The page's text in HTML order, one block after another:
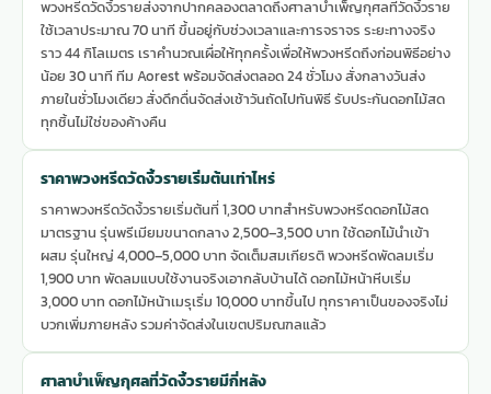
พวงหรีดวัดงิ้วรายส่งจากปากคลองตลาดถึงศาลาบำเพ็ญกุศลที่วัดงิ้วราย
ใช้เวลาประมาณ 70 นาที ขึ้นอยู่กับช่วงเวลาและการจราจร ระยะทางจริง
ราว 44 กิโลเมตร เราคำนวณเผื่อให้ทุกครั้งเพื่อให้พวงหรีดถึงก่อนพิธีอย่าง
น้อย 30 นาที ทีม Aorest พร้อมจัดส่งตลอด 24 ชั่วโมง สั่งกลางวันส่ง
ภายในชั่วโมงเดียว สั่งดึกดื่นจัดส่งเช้าวันถัดไปทันพิธี รับประกันดอกไม้สด
ทุกชิ้นไม่ใช่ของค้างคืน
ราคาพวงหรีดวัดงิ้วรายเริ่มต้นเท่าไหร่
ราคาพวงหรีดวัดงิ้วรายเริ่มต้นที่ 1,300 บาทสำหรับพวงหรีดดอกไม้สด
มาตรฐาน รุ่นพรีเมียมขนาดกลาง 2,500–3,500 บาท ใช้ดอกไม้นำเข้า
ผสม รุ่นใหญ่ 4,000–5,000 บาท จัดเต็มสมเกียรติ พวงหรีดพัดลมเริ่ม
1,900 บาท พัดลมแบบใช้งานจริงเอากลับบ้านได้ ดอกไม้หน้าหีบเริ่ม
3,000 บาท ดอกไม้หน้าเมรุเริ่ม 10,000 บาทขึ้นไป ทุกราคาเป็นของจริงไม่
บวกเพิ่มภายหลัง รวมค่าจัดส่งในเขตปริมณฑลแล้ว
ศาลาบำเพ็ญกุศลที่วัดงิ้วรายมีกี่หลัง